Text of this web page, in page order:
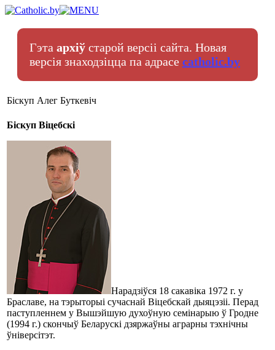
Гэта архіў старой версіі сайта. Новая
версія знаходзіцца па адрасе catholic.by
Біскуп Алег Буткевіч
Біскуп Віцебскі
Нарадзіўся 18 сакавіка 1972 г. у
Браславе, на тэрыторыі сучаснай Віцебскай дыяцэзіі. Перад
паступленнем у Вышэйшую духоўную семінарыю ў Гродне
(1994 г.) скончыў Беларускі дзяржаўны аграрны тэхнічны
ўніверсітэт.